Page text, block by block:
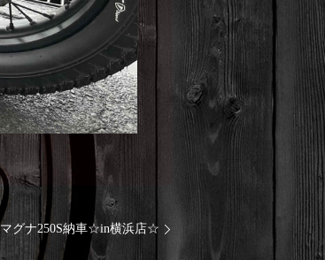
マグナ250S納車☆in横浜店☆